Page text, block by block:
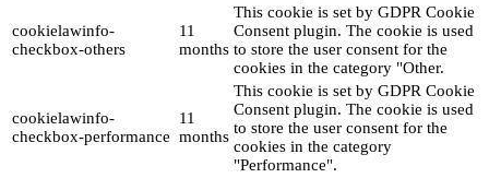
cookielawinfo-
checkbox-others
11
months
This cookie is set by GDPR Cookie
Consent plugin. The cookie is used
to store the user consent for the
cookies in the category "Other.
cookielawinfo-
checkbox-performance
11
months
This cookie is set by GDPR Cookie
Consent plugin. The cookie is used
to store the user consent for the
cookies in the category
"Performance".